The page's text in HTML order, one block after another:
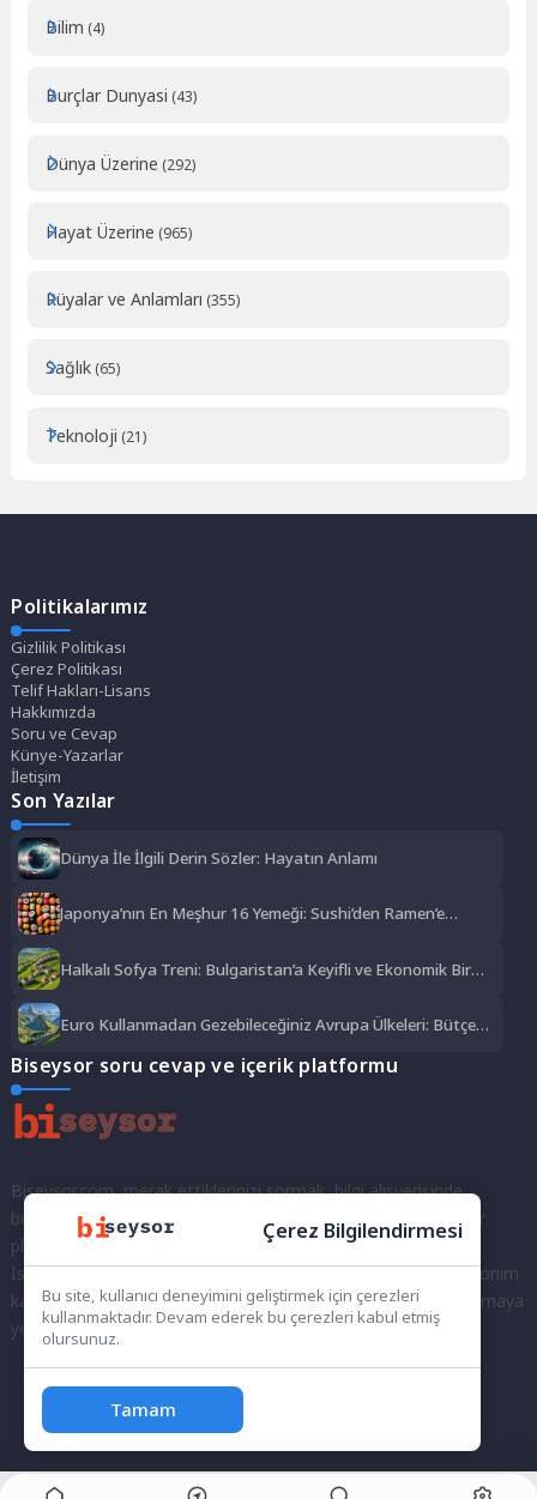
Bilim (4)
Burçlar Dunyasi (43)
Dünya Üzerine (292)
Hayat Üzerine (965)
Rüyalar ve Anlamları (355)
Sağlık (65)
Teknoloji (21)
Politikalarımız
Gizlilik Politikası
Çerez Politikası
Telif Hakları-Lisans
Hakkımızda
Soru ve Cevap
Künye-Yazarlar
İletişim
Son Yazılar
Dünya İle İlgili Derin Sözler: Hayatın Anlamı
Japonya’nın En Meşhur 16 Yemeği: Sushi’den Ramen’e
Halkalı Sofya Treni: Bulgaristan’a Keyifli ve Ekonomik Bir
Euro Kullanmadan Gezebileceğiniz Avrupa Ülkeleri: Bütçe
Biseysor soru cevap ve içerik platformu
Biseysor.com, merak ettiklerinizi sormak, bilgi alışverişinde
bulunmak ve fikirlerinizi paylaşmak için bir araya geldiğimiz bir
platformdur.
İster kayıtlı bir kullanıcı olarak topluluğumuza katılın, ister anonim
kalarak sorularınızı yöneltin; burada her türlü soruya ve tartışmaya
yer var. Bilgiyi keşfetmek ve paylaşmak için bize katılın!
Çerez Bilgilendirmesi
Bu site, kullanıcı deneyimini geliştirmek için çerezleri
kullanmaktadır. Devam ederek bu çerezleri kabul etmiş
olursunuz.
Tamam